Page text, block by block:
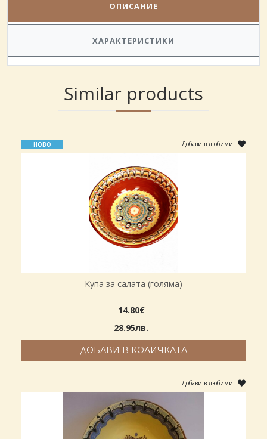
ОПИСАНИЕ
ХАРАКТЕРИСТИКИ
Similar products
НОВО Добави в любими
Купа за салата (голяма)
14.80€
28.95лв.
ДОБАВИ В КОЛИЧКАТА
Добави в любими